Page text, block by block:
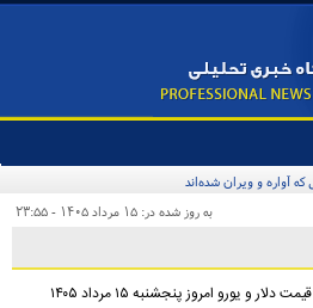
به روز شده در: ۱۵ مرداد ۱۴۰۵ - ۲۳:۵۵
قیمت دلار و یورو امروز پنجشنبه ۱۵ مرداد ۱۴۰۵